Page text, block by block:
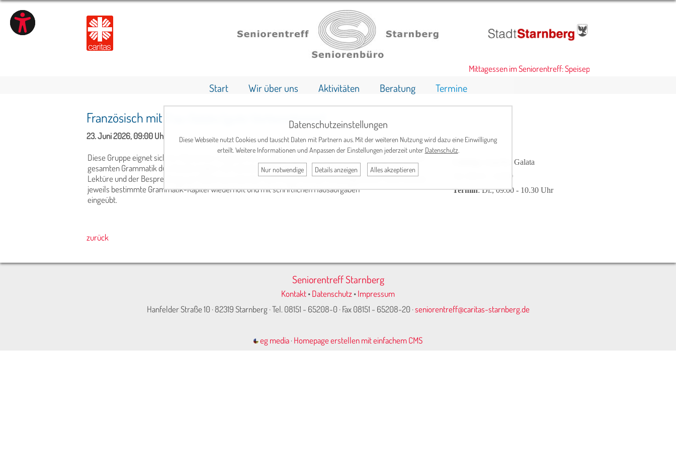
Mittagessen im Seniorentreff: Speiseplan
Start Wir über uns Aktivitäten Beratung Termine
Französisch mit Frau Galata (gute Vorkenntnisse)
23. Juni 2026, 09:00 Uhr
Diese Gruppe eignet sich für Teilnehmer mit guten Kenntnissen, die schon einmal einen Lernzyklus mit der
gesamten Grammatik durchlaufen haben. Wir arbeiten ohne Lehrbuch. Der Schwerpunkt liegt auf der
Lektüre und der Besprechung von Texten aus Literatur und Presse. Auf der Grundlage dieser Texte werden
jeweils bestimmte Grammatik-Kapitel wiederholt und mit schriftlichen Hausaufgaben
eingeübt.
: Angelika Galata
Tel. 08151 / 14350
Termin: Di., 09.00 - 10.30 Uhr
zurück
Seniorentreff Starnberg
Kontakt•Datenschutz•Impressum
Hanfelder Straße 10 · 82319 Starnberg · Tel. 08151 - 65208-0 · Fax 08151 - 65208-20 ·seniorentreff@caritas-starnberg.de
eg media·Homepage erstellen mit einfachem CMS
Datenschutzeinstellungen
Diese Webseite nutzt Cookies und tauscht Daten mit Partnern aus. Mit der weiteren Nutzung wird dazu eine Einwilligung
erteilt. Weitere Informationen und Anpassen der Einstellungen jederzeit unter Datenschutz
Nur notwendige Details anzeigen Alles akzeptieren